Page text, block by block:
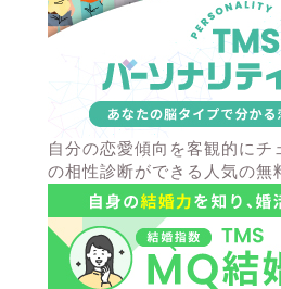
自分の恋愛傾向を客観的にチ
の相性診断ができる人気の無